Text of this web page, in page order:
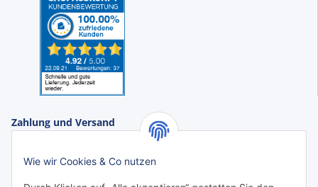
Wie wir Cookies & Co nutzen
Zahlung und Versand